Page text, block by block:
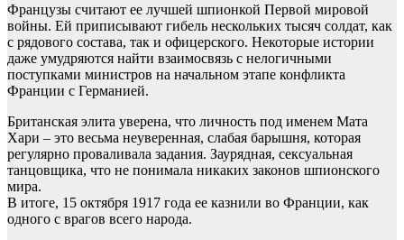
Французы считают ее лучшей шпионкой Первой мировой
войны. Ей приписывают гибель нескольких тысяч солдат, как
с рядового состава, так и офицерского. Некоторые истории
даже умудряются найти взаимосвязь с нелогичными
поступками министров на начальном этапе конфликта
Франции с Германией.
Британская элита уверена, что личность под именем Мата
Хари – это весьма неуверенная, слабая барышня, которая
регулярно проваливала задания. Заурядная, сексуальная
танцовщика, что не понимала никаких законов шпионского
мира.
В итоге, 15 октября 1917 года ее казнили во Франции, как
одного с врагов всего народа.